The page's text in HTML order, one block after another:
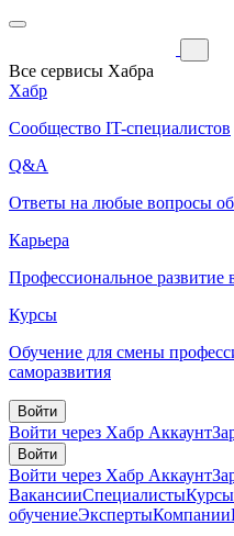
Все сервисы Хабра
Хабр
Сообщество IT-специалистов
Q&A
Ответы на любые вопросы
Карьера
Профессиональное развитие
Курсы
Обучение для смены
саморазвития
Войти
Войти через Хабр Аккаунт
Войти
Войти через Хабр Аккаунт
ВакансииСпециалисты
обучениеЭкспертыКомпании